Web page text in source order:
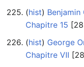
(hist) ‎
Chapitre 15
(hist) ‎ George
Chapitre VII